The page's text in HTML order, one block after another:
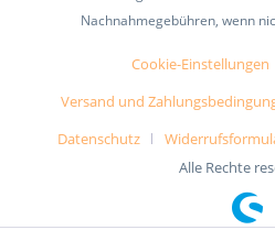
Nachnahmegebühren, wenn
Cookie-Einstellungen
Versand und
Datenschutz
Alle Rechte